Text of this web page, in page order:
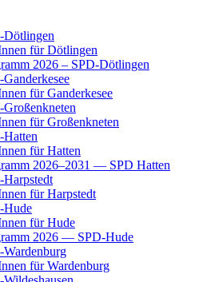
Döt­­lin­­gen
für Döt­lin­gen
2026 – SPD-Döt­lin­gen
für Gan­der­ke­see
für Groß­enkne­ten
Hat­­ten
für Hat­ten
2026–2031 — SPD Hat­ten
Har­p­s­tedt
für Harp­s­tedt
Hude
für Hude
2026 — SPD-Hude
War­­den­­burg
für War­den­burg